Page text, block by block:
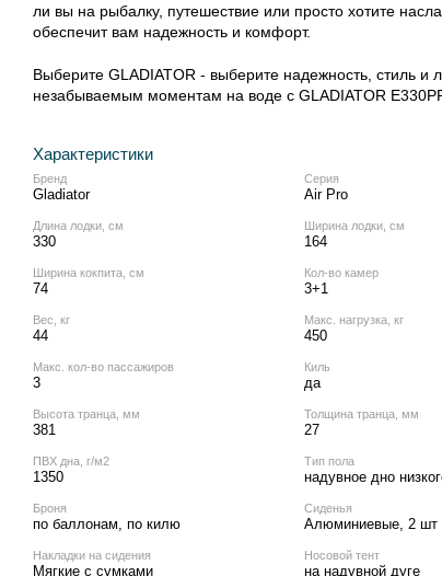
ли вы на рыбалку, путешествие или просто хотите
обеспечит вам надежность и комфорт.
Выберите GLADIATOR - выберите надежность, стиль и
незабываемым моментам на воде с GLADIATOR
Характеристики
Бренд
Gladiator
Серия
Air Pro
Длина лодки, см
330
Ширина лодки, см
164
Ширина кокпита, см
74
Кол‑во камер
3+1
Вес, кг
44
Макс. нагрузка, кг
450
Макс. кол‑во пассажиров
3
Киль
да
Высота транца, мм
381
Толщина транца, мм
27
ПВХ дна, г/м2
1350
Тип пола
надувное дно
Броня
по баллонам, по килю
Сиденья
Алюминиевые, 2 шт
Накладки на сидения
Мягкие с сумками
Носовой тент
на надувной дуге